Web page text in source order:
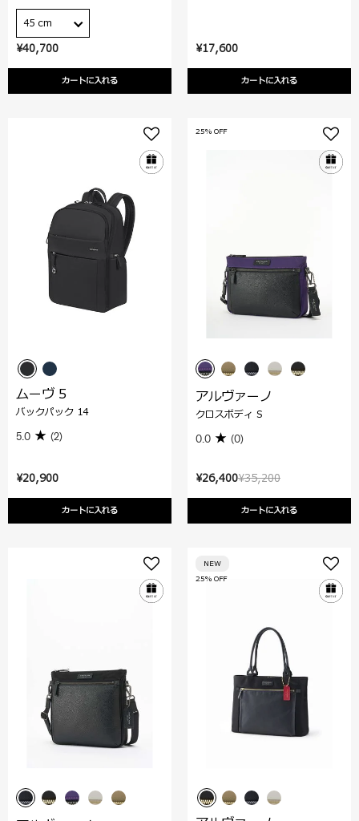
¥40,700
カートに入れる
45 cm
¥17,600
カートに入れる
¥20,900
カートに入れる
ムーヴ 5
バックパック 14
5.0 (2)
¥35,200
¥26,400
カートに入れる
25% OFF
アルヴァーノ
クロスボディ S
0.0 (0)
25% OFF
NEW